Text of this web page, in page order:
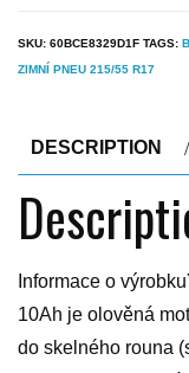
SKU: 60BCE8329D1F TAGS:
ZIMNÍ PNEU 215/55 R17
DESCRIPTION
Informace o
10Ah je olověná
do skelného rouna